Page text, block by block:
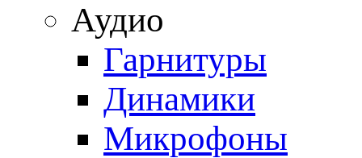
Аудио
Гарнитуры
Динамики
Микрофоны